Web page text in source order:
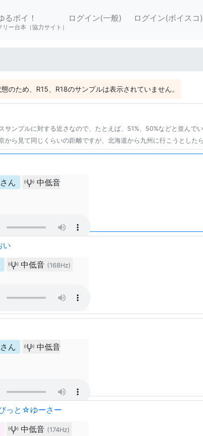
るボイ！
リー台本（協力サイト）
ログイン(一般) ログイン(ボイスコ)
のため、R15、R18のサンプルは表示されていません。
サンプルに対する近さなので、たとえば、51%、50%などと並んで
から見て同じくらいの距離ですが、北海道から九州に行こうとした
ん 中低音
い
中低音 (168Hz)
ん 中低音
っと☆ゆーさー
中低音 (174Hz)